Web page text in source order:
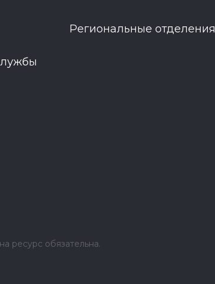
Региональные отделения
ресурс обязательна.